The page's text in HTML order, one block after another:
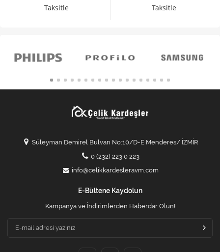
Taksitle Taksitle
Süleyman Demirel Bulvarı No:10/D-E Menderes/ İZMİR
0 (232) 223 0 223
info@celikkardesleravm.com
E-Bültene Kaydolun
Kampanya ve İndirimlerden Haberdar Olun!